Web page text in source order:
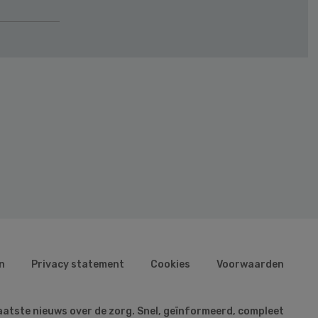
Privacy statement Cookies Voorwaarden
nieuws over de zorg. Snel, geïnformeerd, compleet